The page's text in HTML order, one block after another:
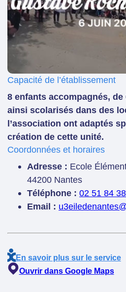
Capacité de l’établissement
8 enfants accompagnés, de
ainsi scolarisés dans des
l’association ont adaptés
création de cette unité.
Coordonnées et horaires
Adresse : Ecole
44200 Nantes
Téléphone : 02 51 84
Email :
En savoir plus sur le service
Ouvrir dans Google Maps